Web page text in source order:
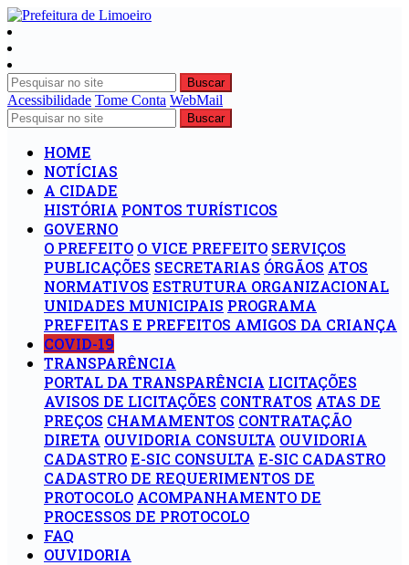
Buscar
Acessibilidade Tome Conta WebMail
Buscar
HOME
NOTÍCIAS
A CIDADE
HISTÓRIA PONTOS TURÍSTICOS
GOVERNO
O PREFEITO O VICE PREFEITO SERVIÇOS
PUBLICAÇÕES SECRETARIAS ÓRGÃOS ATOS
NORMATIVOS ESTRUTURA ORGANIZACIONAL
UNIDADES MUNICIPAIS PROGRAMA
PREFEITAS E PREFEITOS AMIGOS DA CRIANÇA
COVID-19
TRANSPARÊNCIA
PORTAL DA TRANSPARÊNCIA LICITAÇÕES
AVISOS DE LICITAÇÕES CONTRATOS ATAS DE
PREÇOS CHAMAMENTOS CONTRATAÇÃO
DIRETA OUVIDORIA CONSULTA OUVIDORIA
CADASTROE-SIC CONSULTA E-SIC CADASTRO
CADASTRO DE REQUERIMENTOS DE
PROTOCOLO ACOMPANHAMENTO DE
PROCESSOS DE PROTOCOLO
FAQ
OUVIDORIA